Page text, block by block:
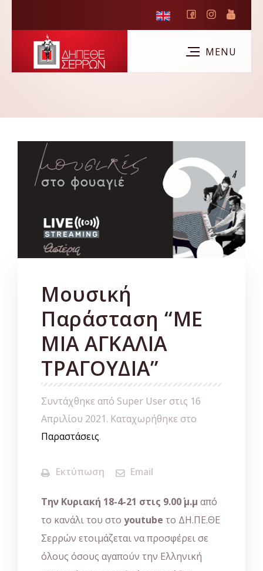
Μουσική
Παράσταση “ΜΕ
ΜΙΑ ΑΓΚΑΛΙΑ
ΤΡΑΓΟΥΔΙΑ”
Συντάχθηκε από Super User στις 16
Απριλίου 2021. Καταχωρήθηκε στο
Παραστάσεις.
Εκτύπωση Email
Την Κυριακή 18-4-21 στις 9.00΄ μ.μ από
το κανάλι του στο youtube το ΔΗ.ΠΕ.ΘΕ
Σερρών ετοιμάζεται να προσφέρει σε
όλους όσους αγαπούν την Ελληνική